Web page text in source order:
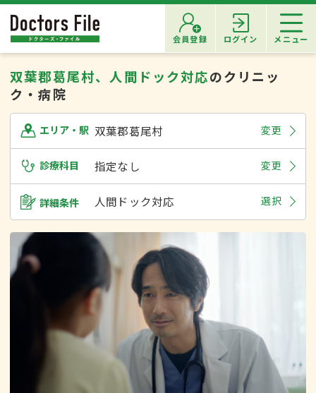
会員登録 ログイン メニュー
双葉郡葛尾村、人間ドック対応のクリニッ
ク・病院
エリア・駅 双葉郡葛尾村 変更
診療科目 指定なし 変更
詳細条件 人間ドック対応 選択